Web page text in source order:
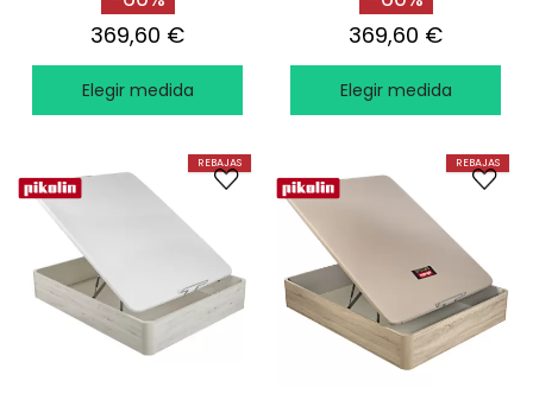
369,60 €
Elegir medida
369,60 €
Elegir medida
REBAJAS REBAJAS